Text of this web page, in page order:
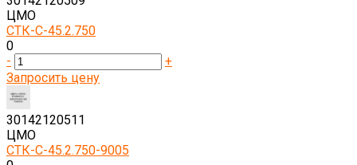
ЦМО
СТК-С-45.2.750
0
-
+
Запросить цену
30142120511
ЦМО
СТК-С-45.2.750-9005